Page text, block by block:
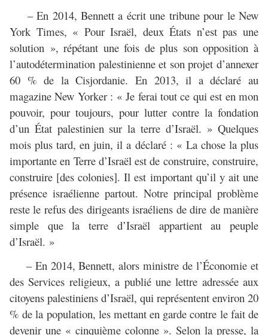
– En 2014, Bennett a écrit une tribune pour le New
York Times, « Pour Israël, deux États n’est pas une
solution », répétant une fois de plus son opposition à
l’autodétermination palestinienne et son projet d’annexer
60 % de la Cisjordanie. En 2013, il a déclaré au
magazine New Yorker : « Je ferai tout ce qui est en mon
pouvoir, pour toujours, pour lutter contre la fondation
d’un État palestinien sur la terre d’Israël. » Quelques
mois plus tard, en juin, il a déclaré : « La chose la plus
importante en Terre d’Israël est de construire, construire,
construire [des colonies]. Il est important qu’il y ait une
présence israélienne partout. Notre principal problème
reste le refus des dirigeants israéliens de dire de manière
simple que la terre d’Israël appartient au peuple
d’Israël. »
– En 2014, Bennett, alors ministre de l’Économie et
des Services religieux, a publié une lettre adressée aux
citoyens palestiniens d’Israël, qui représentent environ 20
% de la population, les mettant en garde contre le fait de
devenir une « cinquième colonne ». Selon la presse, la